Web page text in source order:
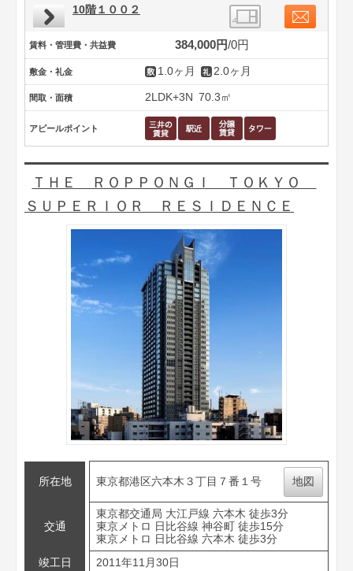
10階１００２
賃料・管理費・共益費 384,000円 0円
敷金・礼金 1.0ヶ月 2.0ヶ月
間取・面積 2LDK+3N 70.3㎡
アピールポイント
ＴＨＥ ＲＯＰＰＯＮＧＩ ＴＯＫＹＯ
ＳＵＰＥＲＩＯＲ ＲＥＳＩＤＥＮＣＥ
所在地 東京都港区六本木３丁目７番１号 地図
交通
東京都交通局 大江戸線 六本木 徒歩3分
東京メトロ 日比谷線 神谷町 徒歩15分
東京メトロ 日比谷線 六本木 徒歩3分
竣工日
2011年11月30日